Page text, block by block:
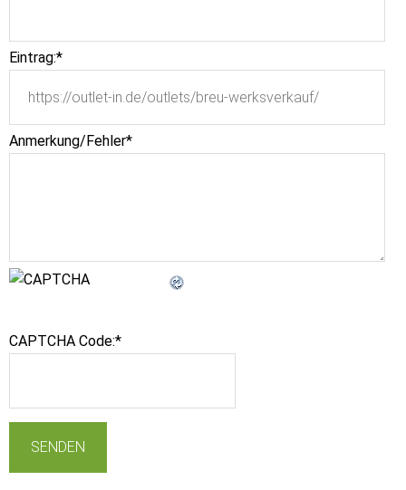
Eintrag:*
Anmerkung/Fehler*
CAPTCHA Code:*